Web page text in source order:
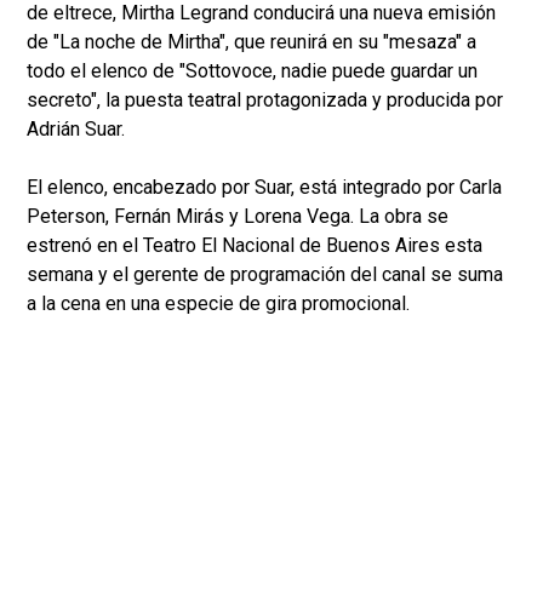
de eltrece, Mirtha Legrand conducirá una nueva emisión
de "La noche de Mirtha", que reunirá en su "mesaza" a
todo el elenco de "Sottovoce, nadie puede guardar un
secreto", la puesta teatral protagonizada y producida por
Adrián Suar.
El elenco, encabezado por Suar, está integrado por Carla
Peterson, Fernán Mirás y Lorena Vega. La obra se
estrenó en el Teatro El Nacional de Buenos Aires esta
semana y el gerente de programación del canal se suma
a la cena en una especie de gira promocional.